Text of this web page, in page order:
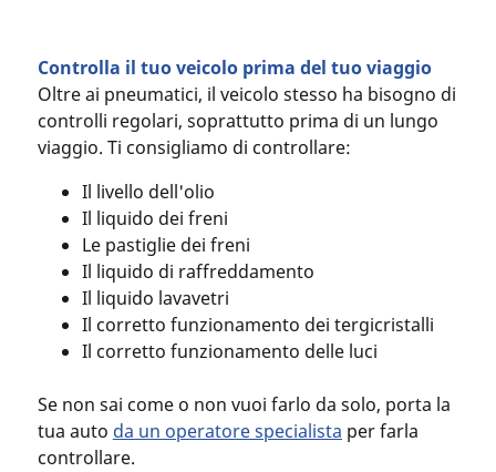
Controlla il tuo veicolo prima del tuo viaggio
Oltre ai pneumatici, il veicolo stesso ha bisogno di
controlli regolari, soprattutto prima di un lungo
viaggio. Ti consigliamo di controllare:
Il livello dell'olio
Il liquido dei freni
Le pastiglie dei freni
Il liquido di raffreddamento
Il liquido lavavetri
Il corretto funzionamento dei tergicristalli
Il corretto funzionamento delle luci
Se non sai come o non vuoi farlo da solo, porta la
tua auto da un operatore specialista per farla
controllare.